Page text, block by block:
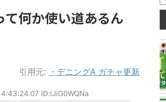
て何か使い道あるん
引用元: ・デニングA ガチャ更新
ID:lJiG0WQNa